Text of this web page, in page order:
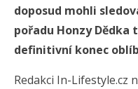
doposud mohli
pořadu Honzy Dědka
definitivní konec
Redakci In-Lifestyle.cz